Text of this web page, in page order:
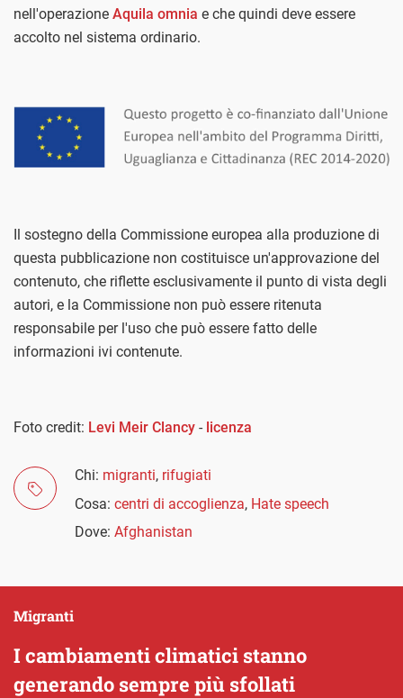
nell'operazione Aquila omnia e che quindi deve essere
accolto nel sistema ordinario.
Il sostegno della Commissione europea alla produzione di
questa pubblicazione non costituisce un'approvazione del
contenuto, che riflette esclusivamente il punto di vista degli
autori, e la Commissione non può essere ritenuta
responsabile per l'uso che può essere fatto delle
informazioni ivi contenute.
Foto credit: Levi Meir Clancy - licenza
Chi: migranti, rifugiati
Cosa: centri di accoglienza, Hate speech
Dove: Afghanistan
I cambiamenti climatici stanno
generando sempre più sfollati
Migranti